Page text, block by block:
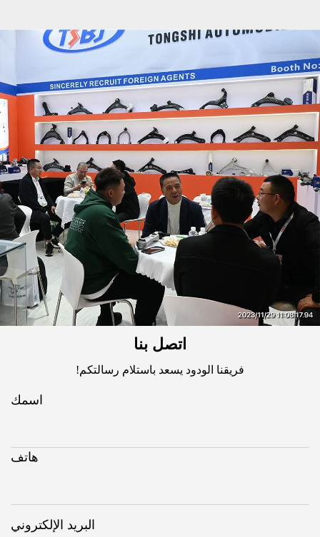
اتصل بنا
فريقنا الودود يسعد باستلام رسالتكم!
اسمك
هاتف
البريد الإلكتروني